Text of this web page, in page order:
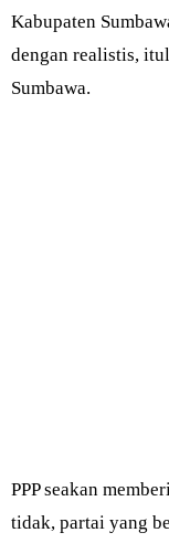
Kabupaten
dengan realistis,
Sumbawa.
PPP seakan
tidak, partai yang